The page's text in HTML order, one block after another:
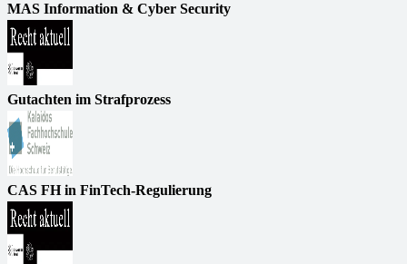
MAS Information & Cyber Security
Gutachten im Strafprozess
CAS FH in FinTech-Regulierung